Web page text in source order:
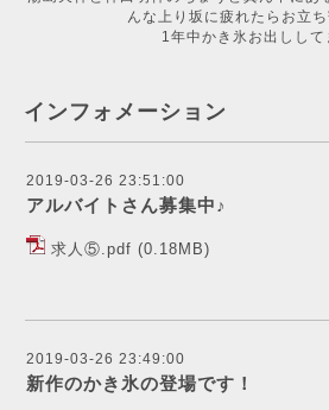
んな上り坂に疲れたらお立
1年中かき氷お出しして
インフォメーション
2019-03-26 23:51:00
アルバイトさん募集中♪
求人⑤.pdf (0.18MB)
2019-03-26 23:49:00
新作のかき氷の登場です！